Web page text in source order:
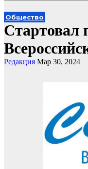
Общество
Стартовал
Редакция Мар 30, 2024